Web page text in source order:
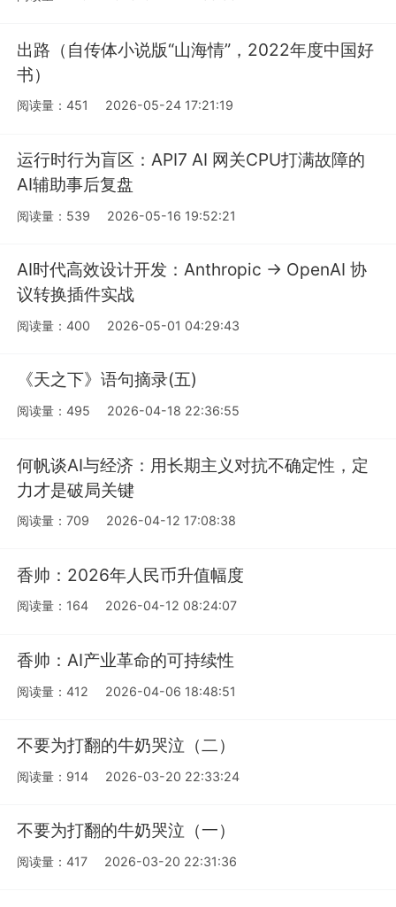
出路（自传体小说版“山海情”，2022年度中国好
书）
阅读量：451 2026-05-24 17:21:19
运行时行为盲区：API7 AI 网关CPU打满故障的
AI辅助事后复盘
阅读量：539 2026-05-16 19:52:21
AI时代高效设计开发：Anthropic → OpenAI 协
议转换插件实战
阅读量：400 2026-05-01 04:29:43
《天之下》语句摘录(五)
阅读量：495 2026-04-18 22:36:55
何帆谈AI与经济：用长期主义对抗不确定性，定
力才是破局关键
阅读量：709 2026-04-12 17:08:38
香帅：2026年人民币升值幅度
阅读量：164 2026-04-12 08:24:07
香帅：AI产业革命的可持续性
阅读量：412 2026-04-06 18:48:51
不要为打翻的牛奶哭泣（二）
阅读量：914 2026-03-20 22:33:24
不要为打翻的牛奶哭泣（一）
阅读量：417 2026-03-20 22:31:36